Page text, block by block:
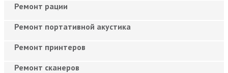
Ремонт рации
Ремонт портативной акустика
Ремонт принтеров
Ремонт сканеров